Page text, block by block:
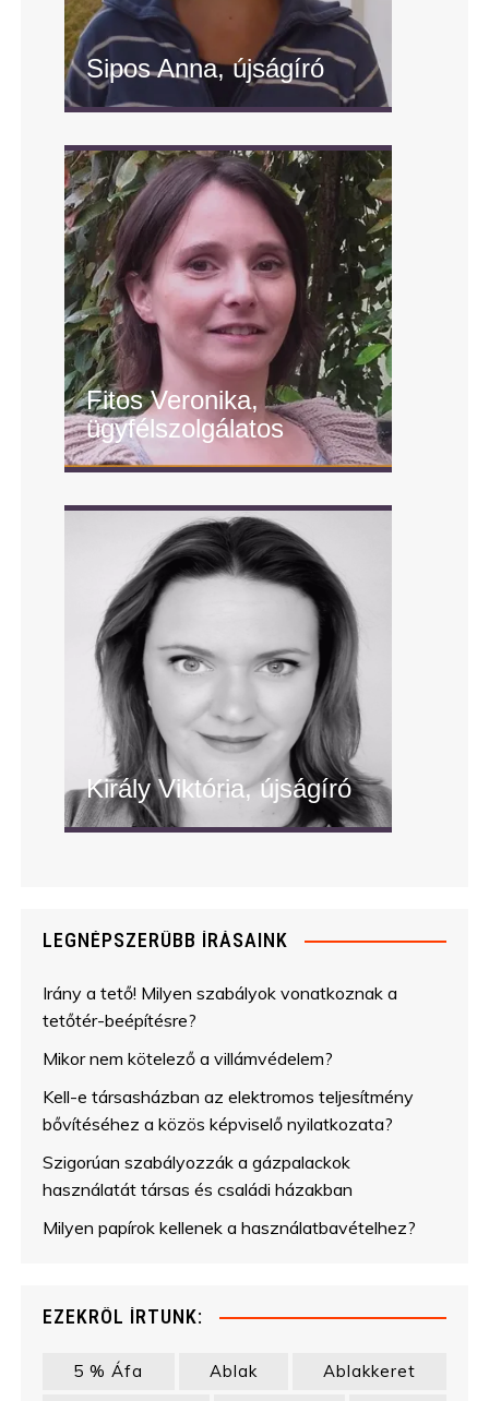
Sipos Anna, újságíró
ügyfélszolgálatos"/>
Fitos Veronika,
ügyfélszolgálatos
Király Viktória, újságíró
LEGNÉPSZERŰBB ÍRÁSAINK
Irány a tető! Milyen szabályok vonatkoznak a
tetőtér-beépítésre?
Mikor nem kötelező a villámvédelem?
Kell-e társasházban az elektromos teljesítmény
bővítéséhez a közös képviselő nyilatkozata?
Szigorúan szabályozzák a gázpalackok
használatát társas és családi házakban
Milyen papírok kellenek a használatbavételhez?
EZEKRŐL ÍRTUNK:
5 % Áfa Ablak
Ablakkeret